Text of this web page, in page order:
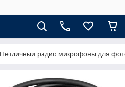
Петличный радио микрофоны для